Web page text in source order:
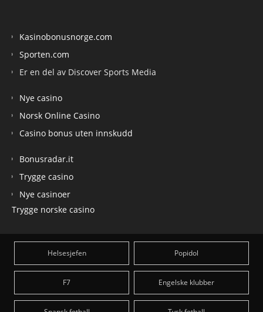
Kasinobonusnorge.com
Sporten.com
Er en del av Discover Sports Media
Nye casino
Norsk Online Casino
Casino bonus uten innskudd
Bonusradar.it
Trygge casino
Nye casinoer
Trygge norske casino
Helsesjefen Popidol
F7 Engelske klubber